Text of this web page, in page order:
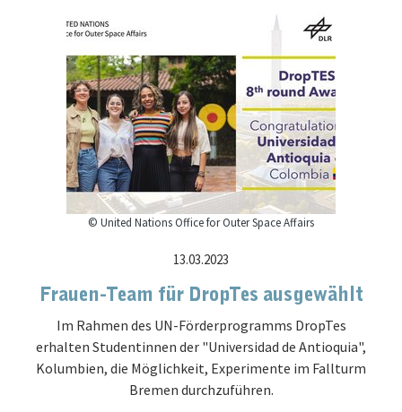
© United Nations Office for Outer Space Affairs
13.03.2023
Frauen-Team für DropTes ausgewählt
Im Rahmen des UN-Förderprogramms DropTes
erhalten Studentinnen der "Universidad de Antioquia",
Kolumbien, die Möglichkeit, Experimente im Fallturm
Bremen durchzuführen.